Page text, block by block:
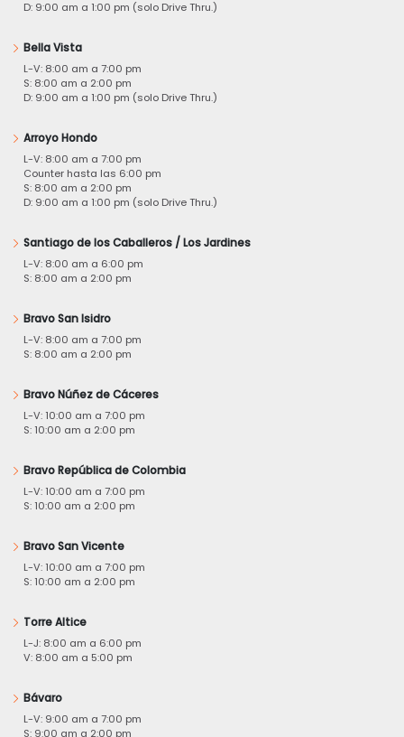
D: 9:00 am a 1:00 pm (solo Drive Thru.)
Bella Vista
L-V: 8:00 am a 7:00 pm
S: 8:00 am a 2:00 pm
D: 9:00 am a 1:00 pm (solo Drive Thru.)
Arroyo Hondo
L-V: 8:00 am a 7:00 pm
Counter hasta las 6:00 pm
S: 8:00 am a 2:00 pm
D: 9:00 am a 1:00 pm (solo Drive Thru.)
Santiago de los Caballeros / Los Jardines
L-V: 8:00 am a 6:00 pm
S: 8:00 am a 2:00 pm
Bravo San Isidro
L-V: 8:00 am a 7:00 pm
S: 8:00 am a 2:00 pm
Bravo Núñez de Cáceres
L-V: 10:00 am a 7:00 pm
S: 10:00 am a 2:00 pm
Bravo República de Colombia
L-V: 10:00 am a 7:00 pm
S: 10:00 am a 2:00 pm
Bravo San Vicente
L-V: 10:00 am a 7:00 pm
S: 10:00 am a 2:00 pm
Torre Altice
L-J: 8:00 am a 6:00 pm
V: 8:00 am a 5:00 pm
Bávaro
L-V: 9:00 am a 7:00 pm
S: 9:00 am a 2:00 pm